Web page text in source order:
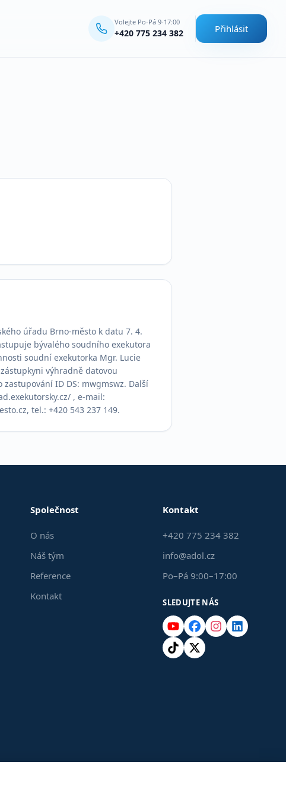
Volejte Po-Pá 9-17:00
+420 775 234 382 Přihlásit
úřadu Brno-město k datu 7. 4.
bývalého soudního exekutora
soudní exekutorka Mgr. Lucie
výhradně datovou
ID DS: mwgmswz. Další
, e-mail:
tel.: +420 543 237 149.
Společnost
O nás
Náš tým
Reference
Kontakt
Kontakt
+420 775 234 382
info@adol.cz
Po–Pá 9:00–17:00
SLEDUJTE NÁS
YouTubeFacebook
Instagram
LinkedIn
TikTok
X